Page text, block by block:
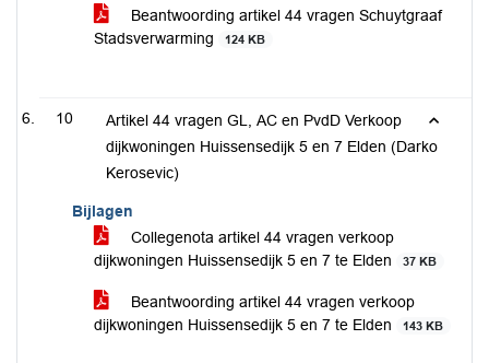
Beantwoording artikel 44 vragen Schuytgraaf
Stadsverwarming
124 KB
10
Artikel 44 vragen GL, AC en PvdD Verkoop
dijkwoningen Huissensedijk 5 en 7 Elden (Darko
Kerosevic)
Bijlagen
Collegenota artikel 44 vragen verkoop
dijkwoningen Huissensedijk 5 en 7 te Elden
37 KB
Beantwoording artikel 44 vragen verkoop
dijkwoningen Huissensedijk 5 en 7 te Elden
143 KB